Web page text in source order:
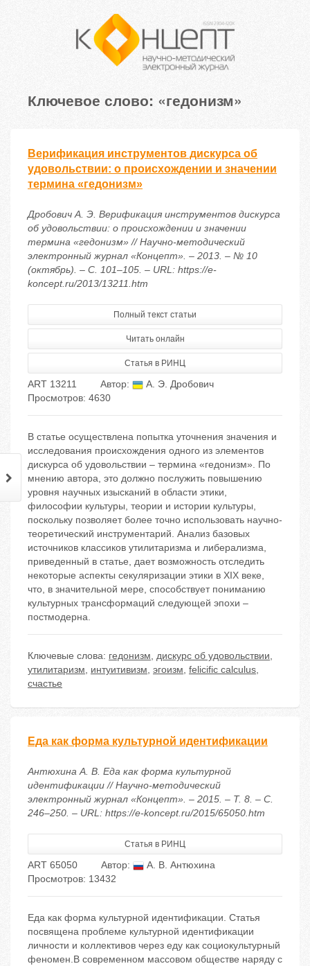
Ключевое слово: «гедонизм»
Верификация инструментов дискурса об
удовольствии: о происхождении и значении
термина «гедонизм»
Дробович А. Э. Верификация инструментов дискурса
об удовольствии: о происхождении и значении
термина «гедонизм» // Научно-методический
электронный журнал «Концепт». – 2013. – № 10
(октябрь). – С. 101–105. – URL: https://e-
koncept.ru/2013/13211.htm
Полный текст статьи
Читать онлайн
Статья в РИНЦ
ART 13211 Автор:
А. Э. Дробович
Просмотров: 4630
В статье осуществлена попытка уточнения значения и
исследования происхождения одного из элементов
дискурса об удовольствии – термина «гедонизм». По
мнению автора, это должно послужить повышению
уровня научных изысканий в области этики,
философии культуры, теории и истории культуры,
поскольку позволяет более точно использовать научно-
теоретический инструментарий. Анализ базовых
источников классиков утилитаризма и либерализма,
приведенный в статье, дает возможность отследить
некоторые аспекты секуляризации этики в ХIХ веке,
что, в значительной мере, способствует пониманию
культурных трансформаций следующей эпохи –
постмодерна.
Ключевые слова: гедонизм, дискурс об удовольствии,
утилитаризм, интуитивизм, эгоизм, felicific calculus,
счастье
Еда как форма культурной идентификации
Антюхина А. В. Еда как форма культурной
идентификации // Научно-методический
электронный журнал «Концепт». – 2015. – Т. 8. – С.
246–250. – URL: https://e-koncept.ru/2015/65050.htm
Статья в РИНЦ
ART 65050 Автор:
А. В. Антюхина
Просмотров: 13432
Еда как форма культурной идентификации. Статья
посвящена проблеме культурной идентификации
личности и коллективов через еду как социокультурный
феномен.В современном массовом обществе наряду с